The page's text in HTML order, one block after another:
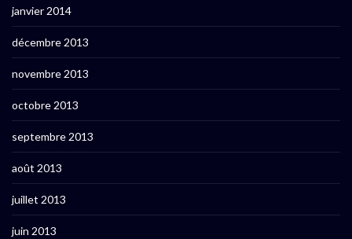
janvier 2014
décembre 2013
novembre 2013
octobre 2013
septembre 2013
août 2013
juillet 2013
juin 2013